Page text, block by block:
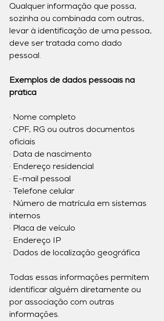
Qualquer informação que possa,
sozinha ou combinada com outras,
levar à identificação de uma pessoa,
deve ser tratada como dado
pessoal.
Exemplos de dados pessoais na
prática
· Nome completo
· CPF, RG ou outros documentos
oficiais
· Data de nascimento
· Endereço residencial
· E-mail pessoal
· Telefone celular
· Número de matrícula em sistemas
internos
· Placa de veículo
· Endereço IP
· Dados de localização geográfica
Todas essas informações permitem
identificar alguém diretamente ou
por associação com outras
informações.